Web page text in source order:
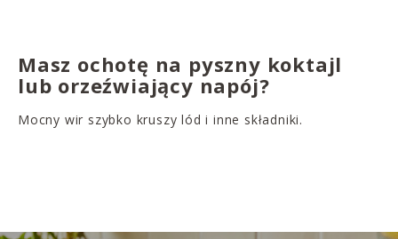
Masz ochotę na pyszny koktajl
lub orzeźwiający napój?
Mocny wir szybko kruszy lód i inne składniki.